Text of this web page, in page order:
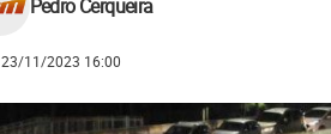
Pedro Cerqueira
23/11/2023 16:00